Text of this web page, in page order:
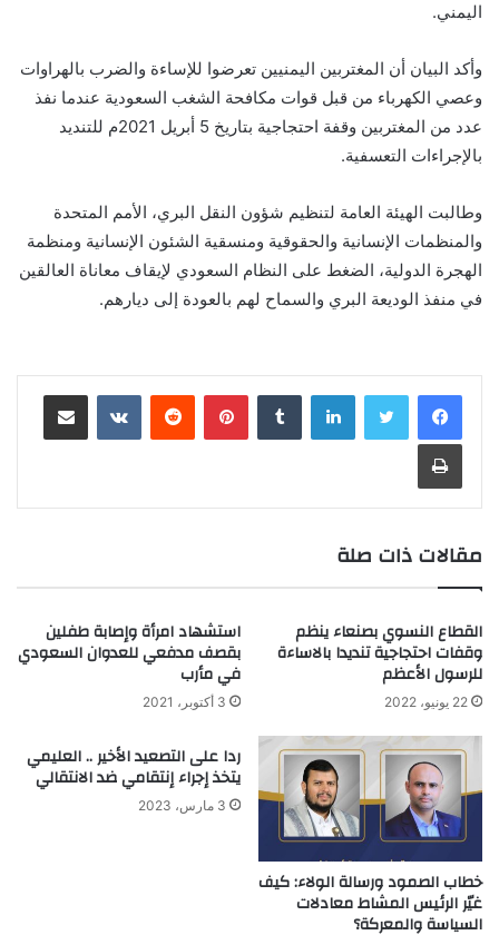
اليمني.
وأكد البيان أن المغتربين اليمنيين تعرضوا للإساءة والضرب بالهراوات
وعصي الكهرباء من قبل قوات مكافحة الشغب السعودية عندما نفذ
عدد من المغتربين وقفة احتجاجية بتاريخ 5 أبريل 2021م للتنديد
بالإجراءات التعسفية.
وطالبت الهيئة العامة لتنظيم شؤون النقل البري، الأمم المتحدة
والمنظمات الإنسانية والحقوقية ومنسقية الشئون الإنسانية ومنظمة
الهجرة الدولية، الضغط على النظام السعودي لإيقاف معاناة العالقين
في منفذ الوديعة البري والسماح لهم بالعودة إلى ديارهم.
لينكدإن بينتيريست
مقالات ذات صلة
القطاع النسوي بصنعاء ينظم
وقفات احتجاجية تنديدا بالاساءة
للرسول الأعظم
22 يونيو، 2022
استشهاد امرأة وإصابة طفلين
بقصف مدفعي للعدوان السعودي
في مأرب
3 أكتوبر، 2021
خطاب الصمود ورسالة الولاء: كيف
غيّر الرئيس المشاط معادلات
السياسة والمعركة؟
ردا على التصعيد الأخير .. العليمي
يتخذ إجراء إنتقامي ضد الانتقالي
3 مارس، 2023